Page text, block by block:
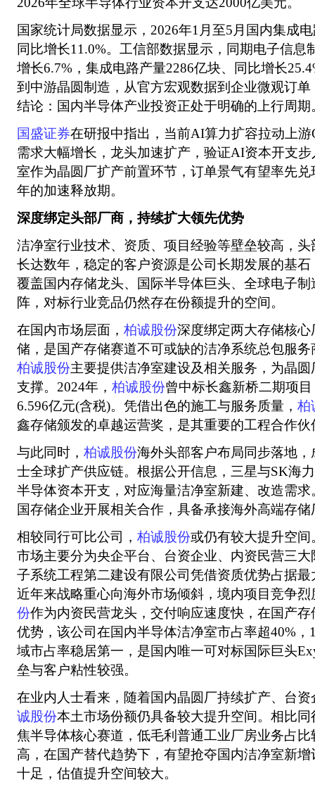
国家统计局数据显示，2026年1月至5月国内集成
同比增长11.0%。工信部数据显示，同期电子信息
增长6.7%，集成电路产量2286亿块、同比增长
到中游晶圆制造，从官方宏观数据到企业微观订
结论：国内半导体产业投资正处于明确的上行周期
国盛证券在研报中指出，当前AI算力扩容拉动上
需求大幅增长，龙头加速扩产，验证AI资本开支
室作为晶圆厂扩产前置环节，订单景气有望率先
年的加速释放期。
深度绑定头部厂商，持续扩大领先优势
洁净室行业技术、资质、项目经验等壁垒较高，
长达数年，稳定的客户资源是公司长期发展的基石
覆盖国内存储龙头、国际半导体巨头、全球电子
阵，对标行业竞品仍然存在份额提升的空间。
在国内市场层面， 柏诚股份深度绑定两大存储核
储，是国产存储赛道不可或缺的洁净系统总包服
柏诚股份主要提供洁净室建设及相关服务，为晶
支撑。2024年， 柏诚股份曾中标长鑫新桥二期项
6.596亿元(含税)。凭借出色的施工与服务质量， 柏
鑫存储颁发的卓越运营奖，是其重要的工程合作伙
与此同时， 柏诚股份海外头部客户布局同步落地
士全球扩产供应链。根据公开信息，三星与SK海
半导体资本开支，对应海量洁净室新建、改造需求
国存储企业开展相关合作，具备承接海外高端存
相较同行可比公司， 柏诚股份或仍有较大提升空
市场主要分为央企平台、台资企业、内资民营三
子系统工程第二建设有限公司凭借资质优势占据
近年来战略重心向海外市场倾斜，境内项目竞争
份作为内资民营龙头，交付响应速度快，在国产
优势，该公司在国内半导体洁净室市占率超40%，
域市占率稳居第一，是国内唯一可对标国际巨头
垒与客户粘性较强。
在业内人士看来，随着国内晶圆厂持续扩产、台
诚股份本土市场份额仍具备较大提升空间。相比同
焦半导体核心赛道，低毛利普通工业厂房业务占
高，在国产替代趋势下，有望抢夺国内洁净室新
十足，估值提升空间较大。